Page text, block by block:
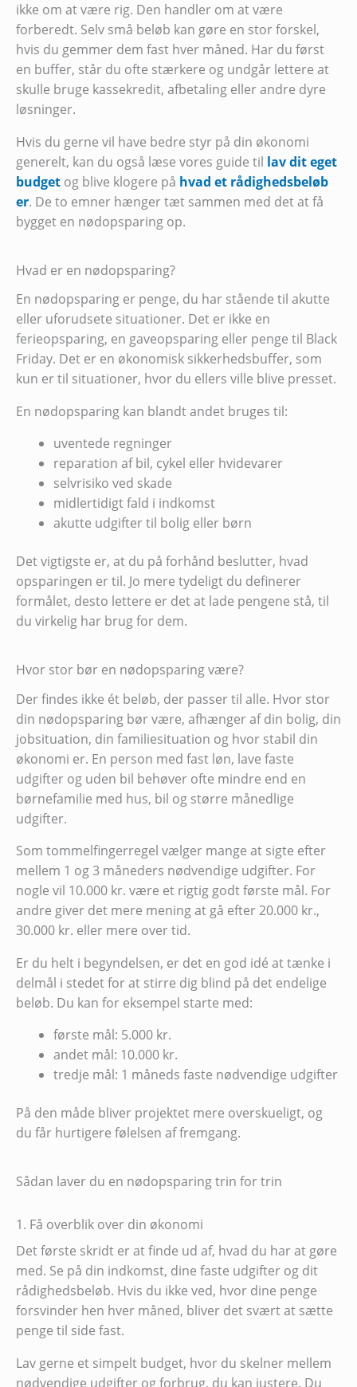
ikke om at være rig. Den handler om at være
forberedt. Selv små beløb kan gøre en stor forskel,
hvis du gemmer dem fast hver måned. Har du først
en buffer, står du ofte stærkere og undgår lettere at
skulle bruge kassekredit, afbetaling eller andre dyre
løsninger.
Hvis du gerne vil have bedre styr på din økonomi
generelt, kan du også læse vores guide til lav dit eget
budget og blive klogere på hvad et rådighedsbeløb
er. De to emner hænger tæt sammen med det at få
bygget en nødopsparing op.
Hvad er en nødopsparing?
En nødopsparing er penge, du har stående til akutte
eller uforudsete situationer. Det er ikke en
ferieopsparing, en gaveopsparing eller penge til Black
Friday. Det er en økonomisk sikkerhedsbuffer, som
kun er til situationer, hvor du ellers ville blive presset.
En nødopsparing kan blandt andet bruges til:
uventede regninger
reparation af bil, cykel eller hvidevarer
selvrisiko ved skade
midlertidigt fald i indkomst
akutte udgifter til bolig eller børn
Det vigtigste er, at du på forhånd beslutter, hvad
opsparingen er til. Jo mere tydeligt du definerer
formålet, desto lettere er det at lade pengene stå, til
du virkelig har brug for dem.
Hvor stor bør en nødopsparing være?
Der findes ikke ét beløb, der passer til alle. Hvor stor
din nødopsparing bør være, afhænger af din bolig, din
jobsituation, din familiesituation og hvor stabil din
økonomi er. En person med fast løn, lave faste
udgifter og uden bil behøver ofte mindre end en
børnefamilie med hus, bil og større månedlige
udgifter.
Som tommelfingerregel vælger mange at sigte efter
mellem 1 og 3 måneders nødvendige udgifter. For
nogle vil 10.000 kr. være et rigtig godt første mål. For
andre giver det mere mening at gå efter 20.000 kr.,
30.000 kr. eller mere over tid.
Er du helt i begyndelsen, er det en god idé at tænke i
delmål i stedet for at stirre dig blind på det endelige
beløb. Du kan for eksempel starte med:
første mål: 5.000 kr.
andet mål: 10.000 kr.
tredje mål: 1 måneds faste nødvendige udgifter
På den måde bliver projektet mere overskueligt, og
du får hurtigere følelsen af fremgang.
Sådan laver du en nødopsparing trin for trin
1. Få overblik over din økonomi
Det første skridt er at finde ud af, hvad du har at gøre
med. Se på din indkomst, dine faste udgifter og dit
rådighedsbeløb. Hvis du ikke ved, hvor dine penge
forsvinder hen hver måned, bliver det svært at sætte
penge til side fast.
Lav gerne et simpelt budget, hvor du skelner mellem
nødvendige udgifter og forbrug, du kan justere. Du